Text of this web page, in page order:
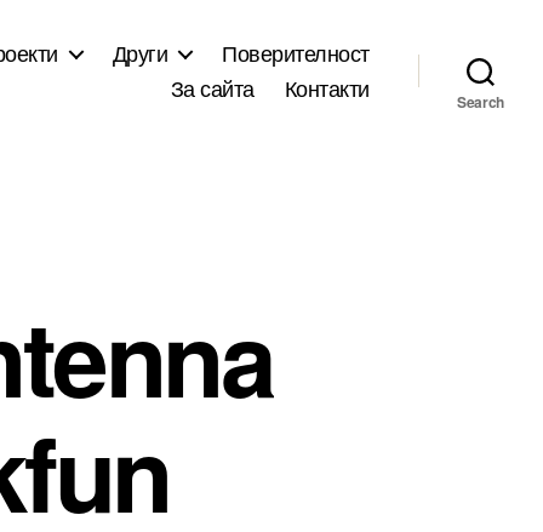
Други
Поверителност
За сайта
Контакти Search